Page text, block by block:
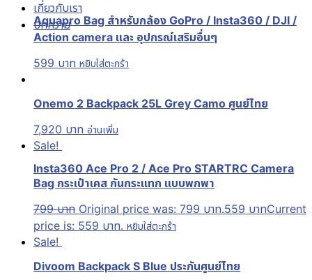
เกี่ยวกับเรา
บทความ
Aquapro Bag สำหรับกล้อง GoPro / Insta360 / DJI /
Action camera และ อุปกรณ์เสริมอื่นๆ
599 บาท หยิบใส่ตะกร้า
Onemo 2 Backpack 25L Grey Camo ศูนย์ไทย
7,920 บาท อ่านเพิ่ม
Sale!
Insta360 Ace Pro 2 / Ace Pro STARTRC Camera
Bag กระเป๋าเคส กันกระแทก แบบพกพา
799บาท Original price was: 799 บาท.559 บาทCurrent
price is: 559 บาท. หยิบใส่ตะกร้า
Sale!
Divoom Backpack S Blue ประกันศูนย์ไทย